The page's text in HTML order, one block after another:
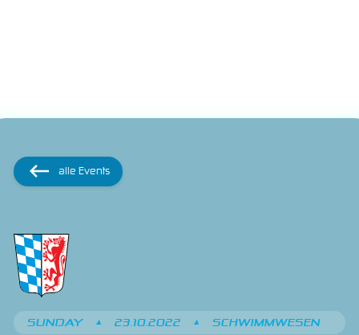
alle Events
SUNDAY • 23.10.2022 • SCHWIMMWESEN